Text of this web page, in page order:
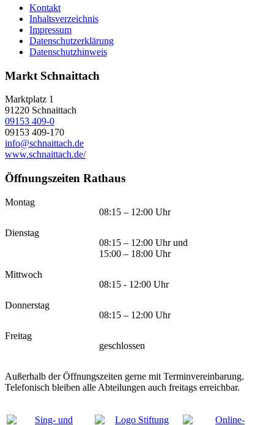
Kontakt
Inhaltsverzeichnis
Impressum
Datenschutzerklärung
Datenschutzhinweis
Markt Schnaittach
Marktplatz 1
91220 Schnaittach
09153 409-0
09153 409-170
info@schnaittach.de
www.schnaittach.de/
Öffnungszeiten Rathaus
Montag
08:15 – 12:00 Uhr
Dienstag
08:15 – 12:00 Uhr und
15:00 – 18:00 Uhr
Mittwoch
08:15 - 12:00 Uhr
Donnerstag
08:15 – 12:00 Uhr
Freitag
geschlossen
Außerhalb der Öffnungszeiten gerne mit Terminvereinbarung.
Telefonisch bleiben alle Abteilungen auch freitags erreichbar.